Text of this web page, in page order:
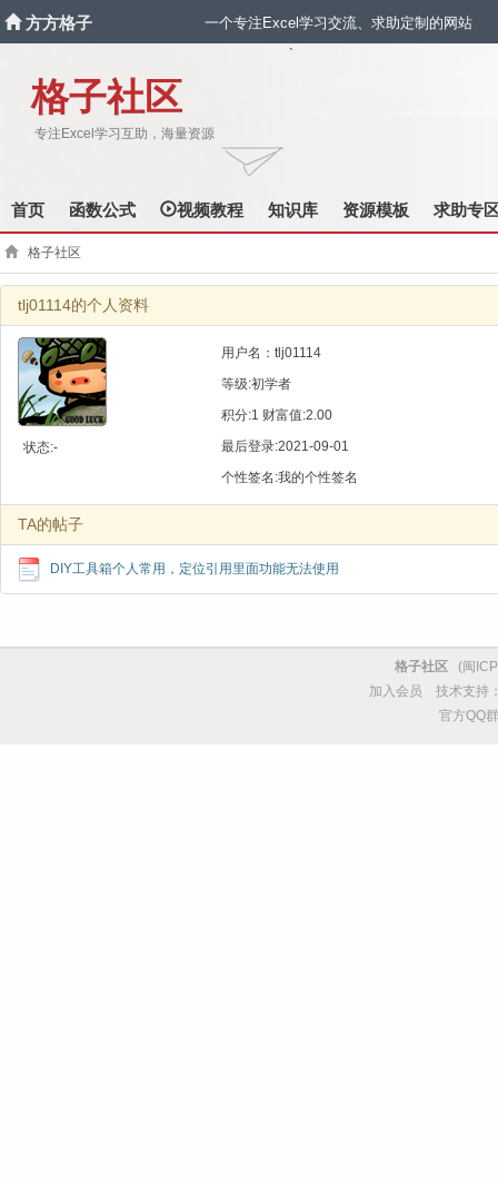
方方格子 一个专注Excel学习交流、求助定制的网站
格子社区
专注Excel学习互助，海量资源
`
首页 函数公式 视频教程 知识库 资源模板 求助专
格子社区
tlj01114的个人资料
状态:-
用户名：tlj01114
等级:初学者
积分:1 财富值:2.00
最后登录:2021-09-01
个性签名:我的个性签名
TA的帖子
DIY工具箱个人常用，定位引用里面功能无法使用
格子社区 (闽
加入会员
技术支持
官方QQ